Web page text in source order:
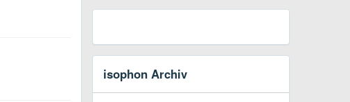
isophon Archiv